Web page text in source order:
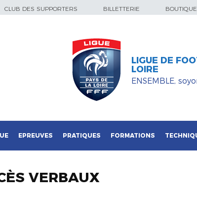
CLUB DES SUPPORTERS BILLETTERIE BOUTIQUE
LIGUE DE
LOIRE
ENSEMBLE,
EPREUVES PRATIQUES FORMATIONS
VERBAUX